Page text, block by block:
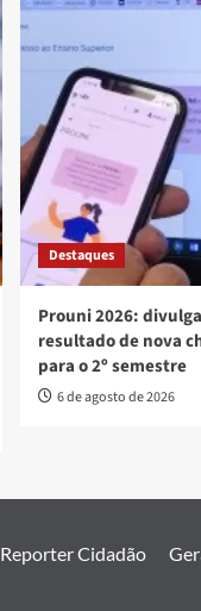
Destaques
Prouni 2026:
resultado de nova
para o 2º semestre
6 de agosto de 2026
Reporter Cidadão